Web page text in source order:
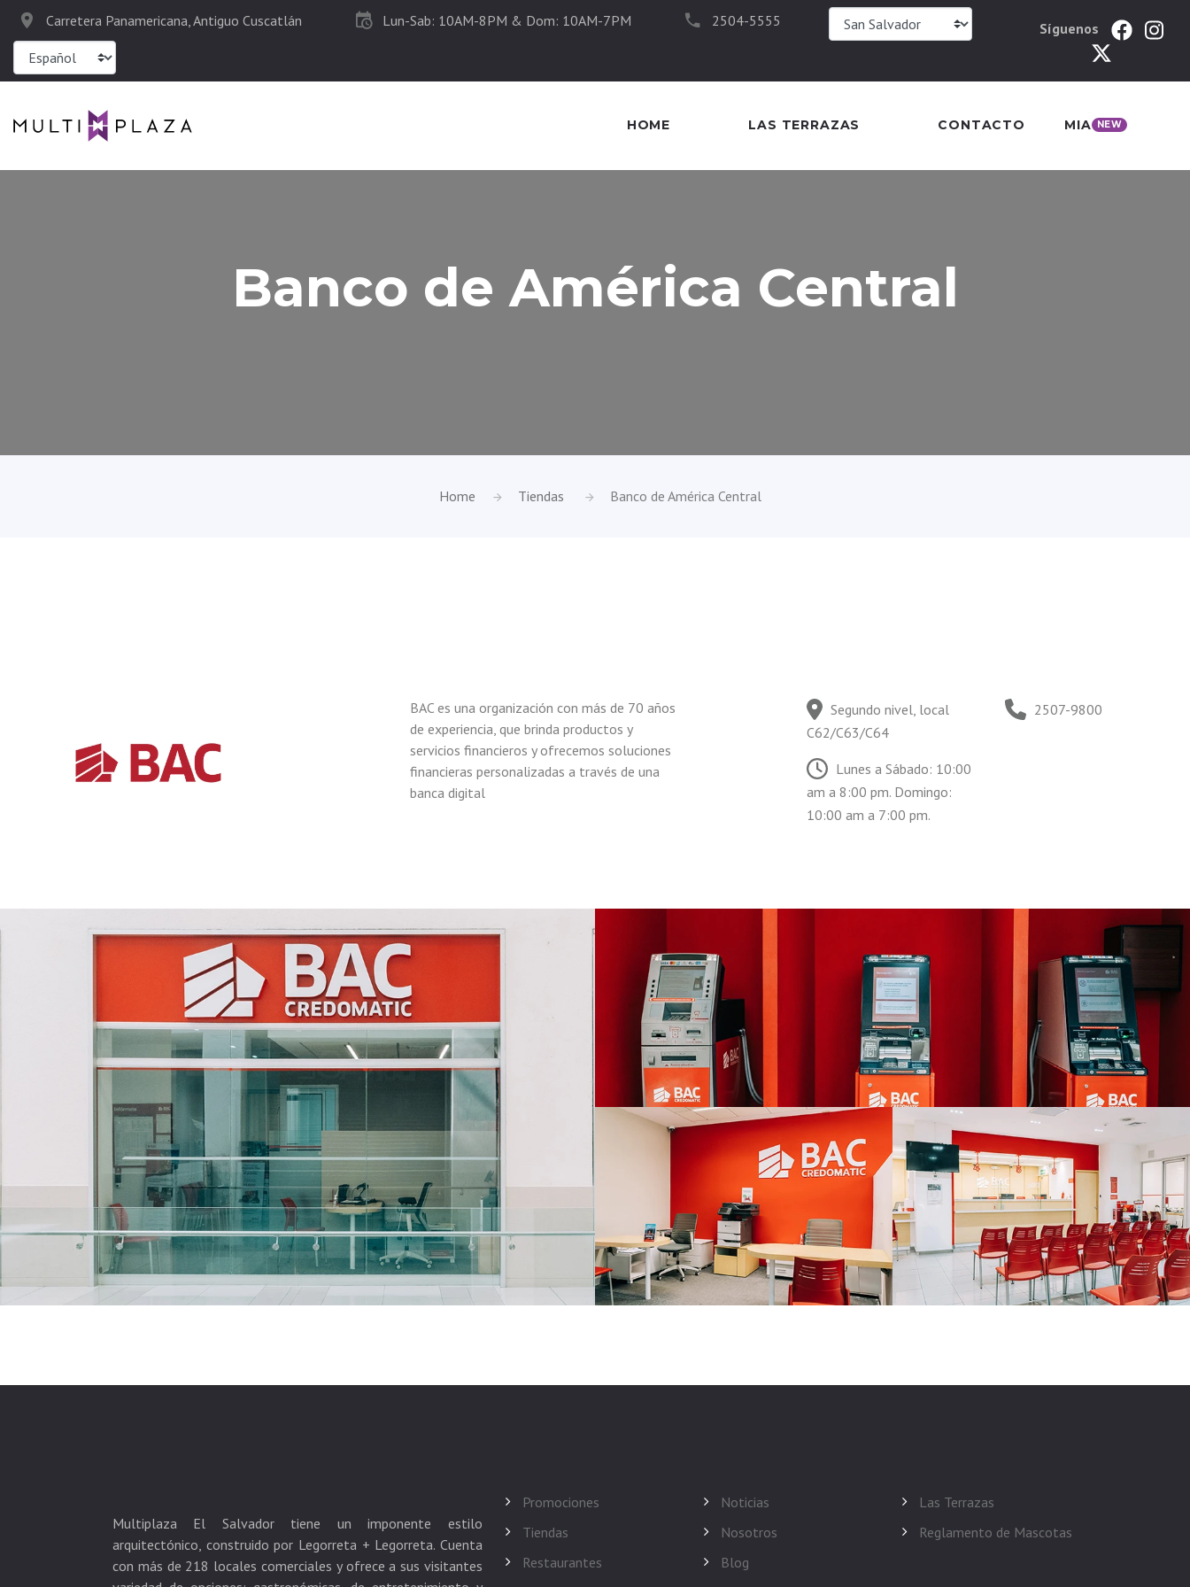
Carretera Panamericana, Antiguo Cuscatlán Lun-Sab: 10AM-8PM & Dom: 10AM-7PM 2504-5555 Síguenos
HOME LAS TERRAZAS CONTACTO MIA NEW
Banco de América Central
Home Tiendas Banco de América Central
BAC es una organización con más de 70 años
de experiencia, que brinda productos y
servicios financieros y ofrecemos soluciones
financieras personalizadas a través de una
banca digital
Segundo nivel, local
C62/C63/C64
Lunes a Sábado: 10:00
am a 8:00 pm. Domingo:
10:00 am a 7:00 pm.
2507-9800
Multiplaza El Salvador tiene un imponente estilo
arquitectónico, construido por Legorreta + Legorreta. Cuenta
con más de 218 locales comerciales y ofrece a sus visitantes
Promociones
Tiendas
Restaurantes
Noticias
Nosotros
Blog
Las Terrazas
Reglamento de Mascotas